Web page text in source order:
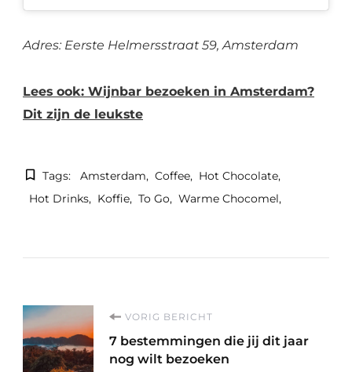
Adres: Eerste Helmersstraat 59, Amsterdam
Lees ook: Wijnbar bezoeken in Amsterdam?
Dit zijn de leukste
Tags: Amsterdam Coffee
Hot Chocolate
Hot Drinks
Koffie To Go Warme Chocomel
Berichtnavigatie
VORIG BERICHT
7 bestemmingen die jij dit jaar
nog wilt bezoeken